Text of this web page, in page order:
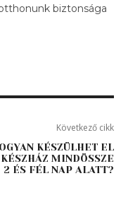
biztonsága
Következő cikk
KÉSZÜLHET EL
MINDÖSSZE
2 ÉS FÉL NAP ALATT?